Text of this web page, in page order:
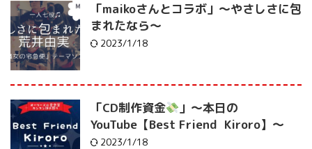
「maikoさんとコラボ」〜やさしさに包
まれたなら〜
2023/1/18
「CD制作資金
」〜本日の
YouTube【Best Friend Kiroro】〜
2023/1/18